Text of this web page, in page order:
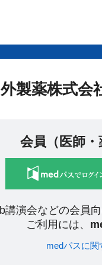
製薬株式
会員（医師
講演会などの会員
ご利用には、
medパスに関